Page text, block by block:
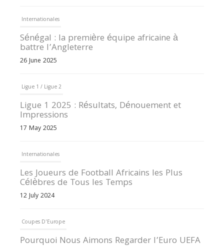
Internationales
Sénégal : la première équipe africaine à
battre l’Angleterre
26 June 2025
Ligue 1 / Ligue 2
Ligue 1 2025 : Résultats, Dénouement et
Impressions
17 May 2025
Internationales
Les Joueurs de Football Africains les Plus
Célèbres de Tous les Temps
12 July 2024
Coupes D'Europe
Pourquoi Nous Aimons Regarder l’Euro UEFA